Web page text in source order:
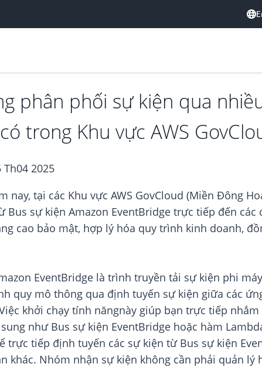
phân phối sự kiện qua
trong Khu vực AWS
Th04 2025
nay, tại các Khu vực AWS GovCloud (Miền Đông
Bus sự kiện Amazon EventBridge trực tiếp đến
cao bảo mật, hợp lý hóa quy trình kinh doanh,
EventBridge là trình truyền tải sự kiện phi
quy mô thông qua định tuyến sự kiện giữa các
khởi chạy tính năngnày giúp bạn trực tiếp
như Bus sự kiện EventBridge hoặc hàm
trực tiếp định tuyến các sự kiện từ Bus sự kiện
khác. Nhóm nhận sự kiện không cần phải quản